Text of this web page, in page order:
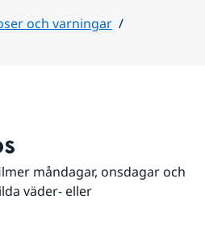
och varningar
måndagar, onsdagar och
väder- eller